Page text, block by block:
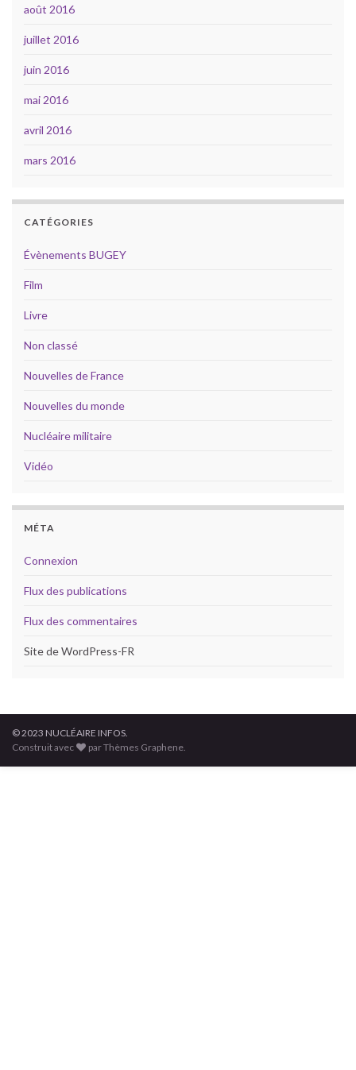
août 2016
juillet 2016
juin 2016
mai 2016
avril 2016
mars 2016
CATÉGORIES
Évènements BUGEY
Film
Livre
Non classé
Nouvelles de France
Nouvelles du monde
Nucléaire militaire
Vidéo
MÉTA
Connexion
Flux des publications
Flux des commentaires
Site de WordPress-FR
© 2023 NUCLÉAIRE INFOS.
Construit avec
par Thèmes Graphene.